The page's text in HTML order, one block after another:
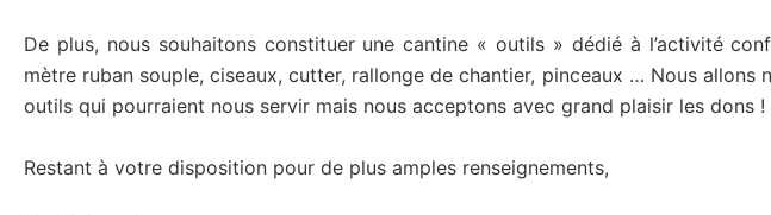
De plus, nous souhaitons constituer une cantine « outils » dédié à l’activité
mètre ruban souple, ciseaux, cutter, rallonge de chantier, pinceaux … Nous
outils qui pourraient nous servir mais nous acceptons avec grand plaisir les dons !
Restant à votre disposition pour de plus amples renseignements,